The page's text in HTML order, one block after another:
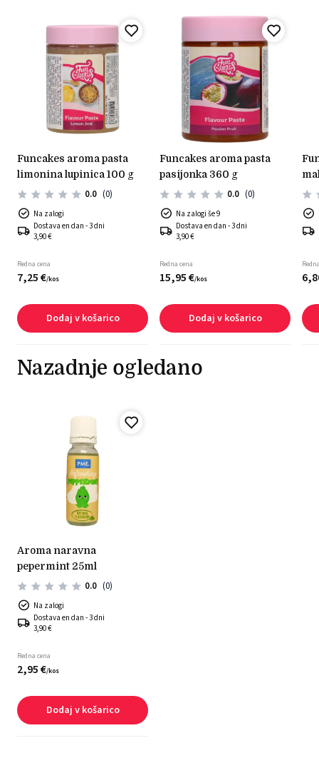
funcakes aroma pasta
limonina lupinica 100 g
0.0 (0)
Na zalogi
Dostava en dan - 3 dni
3,90 €
Redna cena
7,25€/kos
Dodaj v košarico
funcakes aroma pasta
pasijonka 360 g
0.0 (0)
Na zalogi še 9
Dostava en dan - 3 dni
3,90 €
Redna cena
15,95€/kos
Dodaj v košarico
funcakes aroma pasta
6,
Nazadnje ogledano
aroma naravna
pepermint 25ml
0.0 (0)
Na zalogi
Dostava en dan - 3 dni
3,90 €
Redna cena
2,95€/kos
Dodaj v košarico